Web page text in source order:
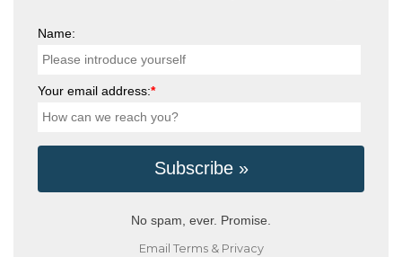
Name:
Your email address:*
No spam, ever. Promise.
Email Terms& Privacy